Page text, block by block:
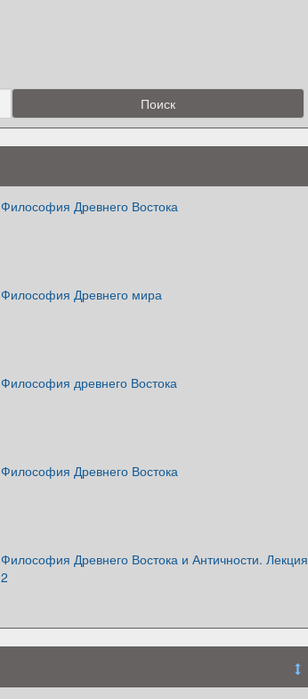
Философия Древнего Востока
Философия Древнего мира
Философия древнего Востока
Философия Древнего Востока
Философия Древнего Востока и Античности. Лекция
2